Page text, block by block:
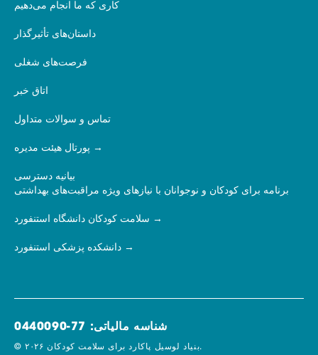
کاری که ما انجام می‌دهیم
داستان‌های تأثیرگذار
فرصت‌های شغلی
اتاق خبر
تماس و سوالات متداول
پورتال هیئت مدیره
بیانیه دسترسی
برنامه برای کودکان و نوجوانان با نیازهای ویژه مراقبت‌های بهداشتی
سلامت کودکان دانشگاه استنفورد
دانشکده پزشکی استنفورد
شناسه مالیاتی: 77-0440090
© ۲۰۲۶ بنیاد لوسیل پاکارد برای سلامت کودکان.